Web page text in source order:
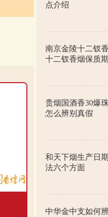
点介绍
南京金陵十二钗
十二钗香烟保质期
贵烟国酒香30爆
怎么辨别真假
和天下烟生产日
法六个方面
中华金中支如何